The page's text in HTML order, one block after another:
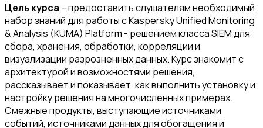
Цель курса – предоставить слушателям необходимый
набор знаний для работы с Kaspersky Unified Monitoring
& Analysis (KUMA) Platform - решением класса SIEM для
сбора, хранения, обработки, корреляции и
визуализации разрозненных данных. Курс знакомит с
архитектурой и возможностями решения,
рассказывает и показывает, как выполнить установку и
настройку решения на многочисленных примерах.
Смежные продукты, выступающие источниками
событий, источниками данных для обогащения и